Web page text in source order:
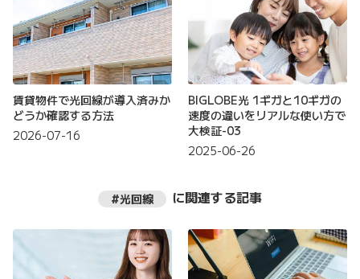
賃貸物件で光回線が導入済みか
どうか確認する方法
2026-07-16
BIGLOBE光 1ギガと10ギガの
速度の違いをリアルな使い方で
大検証-03
2025-06-26
#光回線 に関連する記事